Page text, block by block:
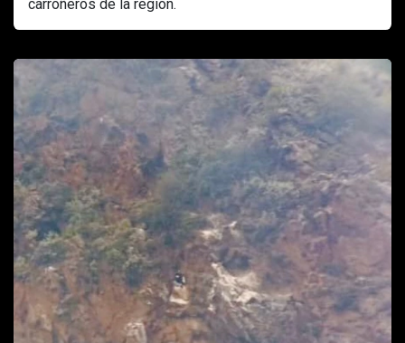
carroñeros de la región.